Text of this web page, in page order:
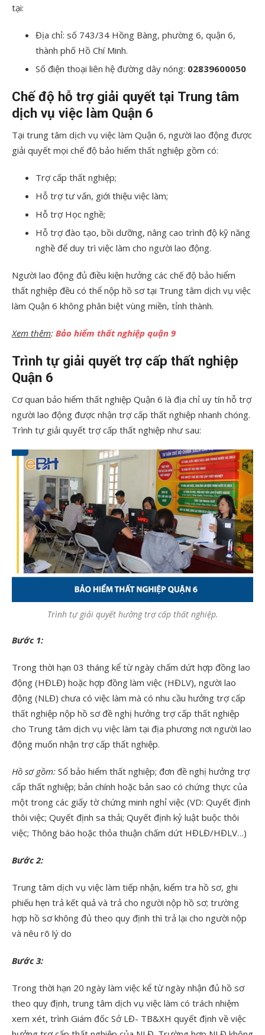
tại:
Địa chỉ: số 743/34 Hồng Bàng, phường 6, quận 6,
thành phố Hồ Chí Minh.
Số điện thoại liên hệ đường dây nóng: 02839600050
Chế độ hỗ trợ giải quyết tại Trung tâm
dịch vụ việc làm Quận 6
Tại trung tâm dịch vụ việc làm Quận 6, người lao động được
giải quyết mọi chế độ bảo hiểm thất nghiệp gồm có:
Trợ cấp thất nghiệp;
Hỗ trợ tư vấn, giới thiệu việc làm;
Hỗ trợ Học nghề;
Hỗ trợ đào tạo, bồi dưỡng, nâng cao trình độ kỹ năng
nghề để duy trì việc làm cho người lao động.
Người lao động đủ điều kiện hưởng các chế độ bảo hiểm
thất nghiệp đều có thể nộp hồ sơ tại Trung tâm dịch vụ việc
làm Quận 6 không phân biệt vùng miền, tỉnh thành.
Xem thêm: Bảo hiểm thất nghiệp quận 9
Trình tự giải quyết trợ cấp thất nghiệp
Quận 6
Cơ quan bảo hiểm thất nghiệp Quận 6 là địa chỉ uy tín hỗ trợ
người lao động được nhận trợ cấp thất nghiệp nhanh chóng.
Trình tự giải quyết trợ cấp thất nghiệp như sau:
Trình tự giải quyết hưởng trợ cấp thất nghiệp.
Bước 1:
Trong thời hạn 03 tháng kể từ ngày chấm dứt hợp đồng lao
động (HĐLĐ) hoặc hợp đồng làm việc (HĐLV), người lao
động (NLĐ) chưa có việc làm mà có nhu cầu hưởng trợ cấp
thất nghiệp nộp hồ sơ đề nghị hưởng trợ cấp thất nghiệp
cho Trung tâm dịch vụ việc làm tại địa phương nơi người lao
động muốn nhận trợ cấp thất nghiệp.
Hồ sơ gồm: Sổ bảo hiểm thất nghiệp; đơn đề nghị hưởng trợ
cấp thất nghiệp; bản chính hoặc bản sao có chứng thực của
một trong các giấy tờ chứng minh nghỉ việc (VD: Quyết định
thôi việc; Quyết định sa thải; Quyết định kỷ luật buộc thôi
việc; Thông báo hoặc thỏa thuận chấm dứt HĐLĐ/HĐLV…)
Bước 2:
Trung tâm dịch vụ việc làm tiếp nhận, kiểm tra hồ sơ, ghi
phiếu hẹn trả kết quả và trả cho người nộp hồ sơ; trường
hợp hồ sơ không đủ theo quy định thì trả lại cho người nộp
và nêu rõ lý do
Bước 3:
Trong thời hạn 20 ngày làm việc kể từ ngày nhận đủ hồ sơ
theo quy định, trung tâm dịch vụ việc làm có trách nhiệm
xem xét, trình Giám đốc Sở LĐ- TB&XH quyết định về việc